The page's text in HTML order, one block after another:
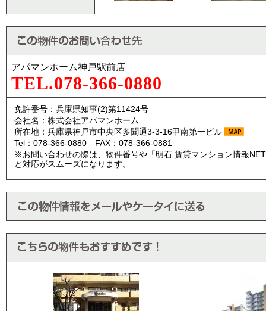
アパマンホーム神戸駅前店
TEL.078-366-0880
免許番号：兵庫県知事(2)第11424号
会社名：株式会社アパマンホーム
所在地：兵庫県神戸市中央区多聞通3-3-16甲南第一ビル
Tel：078-366-0880 FAX：078-366-0881
※お問い合わせの際は、物件番号や「明石 賃貸マンション情報
と対応がスムーズになります。